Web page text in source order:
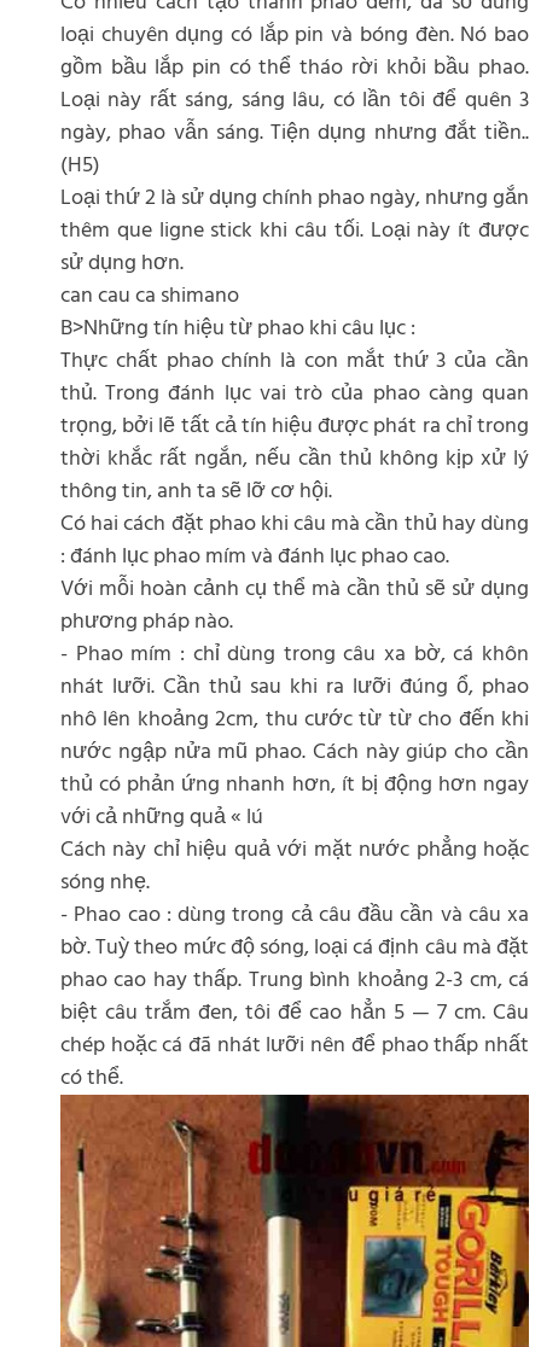
loại chuyên dụng có lắp pin và bóng đèn. Nó bao
gồm bầu lắp pin có thể tháo rời khỏi bầu phao.
Loại này rất sáng, sáng lâu, có lần tôi để quên 3
ngày, phao vẫn sáng. Tiện dụng nhưng đắt tiền..
(H5)
Loại thứ 2 là sử dụng chính phao ngày, nhưng gắn
thêm que ligne stick khi câu tối. Loại này ít được
sử dụng hơn.
can cau ca shimano
B>Những tín hiệu từ phao khi câu lục :
Thực chất phao chính là con mắt thứ 3 của cần
thủ. Trong đánh lục vai trò của phao càng quan
trọng, bởi lẽ tất cả tín hiệu được phát ra chỉ trong
thời khắc rất ngắn, nếu cần thủ không kịp xử lý
thông tin, anh ta sẽ lỡ cơ hội.
Có hai cách đặt phao khi câu mà cần thủ hay dùng
: đánh lục phao mím và đánh lục phao cao.
Với mỗi hoàn cảnh cụ thể mà cần thủ sẽ sử dụng
phương pháp nào.
- Phao mím : chỉ dùng trong câu xa bờ, cá khôn
nhát lưỡi. Cần thủ sau khi ra lưỡi đúng ổ, phao
nhô lên khoảng 2cm, thu cước từ từ cho đến khi
nước ngập nửa mũ phao. Cách này giúp cho cần
thủ có phản ứng nhanh hơn, ít bị động hơn ngay
với cả những quả « lú
Cách này chỉ hiệu quả với mặt nước phẳng hoặc
sóng nhẹ.
- Phao cao : dùng trong cả câu đầu cần và câu xa
bờ. Tuỳ theo mức độ sóng, loại cá định câu mà đặt
phao cao hay thấp. Trung bình khoảng 2-3 cm, cá
biệt câu trắm đen, tôi để cao hẳn 5 — 7 cm. Câu
chép hoặc cá đã nhát lưỡi nên để phao thấp nhất
có thể.